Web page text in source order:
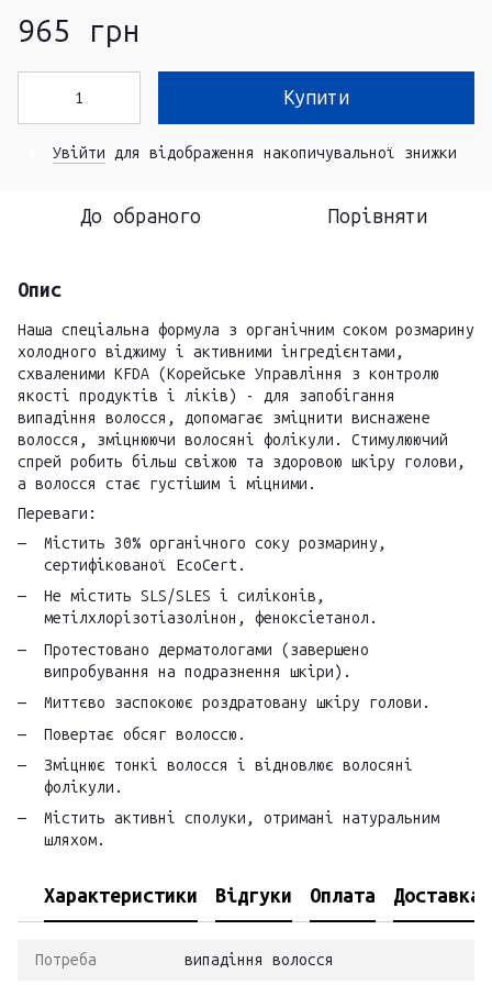
965 грн
Купити
Увійти для відображення накопичувальної знижки
До обраного Порівняти
Опис
Наша спеціальна формула з органічним соком розмарину
холодного віджиму і активними інгредієнтами,
схваленими KFDA (Корейське Управління з контролю
якості продуктів і ліків) - для запобігання
випадіння волосся, допомагає зміцнити виснажене
волосся, зміцнюючи волосяні фолікули. Стимулюючий
спрей робить більш свіжою та здоровою шкіру голови,
а волосся стає густішим і міцними.
Переваги:
Містить 30% органічного соку розмарину,
сертифікованої EcoCert.
Не містить SLS/SLES і силіконів,
метілхлорізотіазолінон, феноксіетанол.
Протестовано дерматологами (завершено
випробування на подразнення шкіри).
Миттєво заспокоює роздратовану шкіру голови.
Повертає обсяг волоссю.
Зміцнює тонкі волосся і відновлює волосяні
фолікули.
Містить активні сполуки, отримані натуральним
шляхом.
Характеристики Відгуки Оплата Доставка
Потреба випадіння волосся